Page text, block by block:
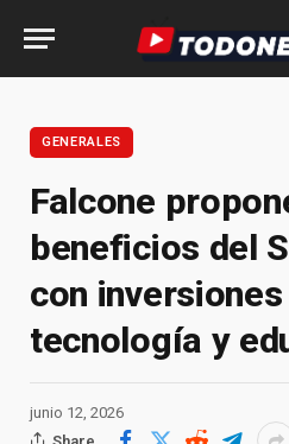
GENERALES
Falcone
beneficios del
con
tecnología y
junio 12, 2026
Share